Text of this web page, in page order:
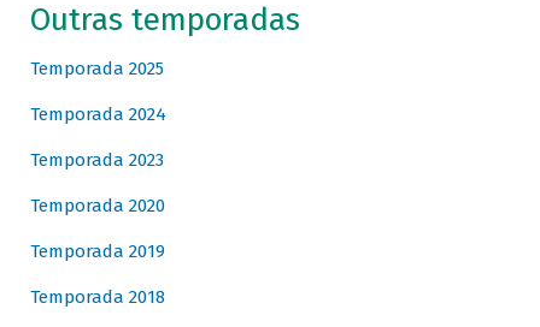
Outras temporadas
Temporada 2025
Temporada 2024
Temporada 2023
Temporada 2020
Temporada 2019
Temporada 2018